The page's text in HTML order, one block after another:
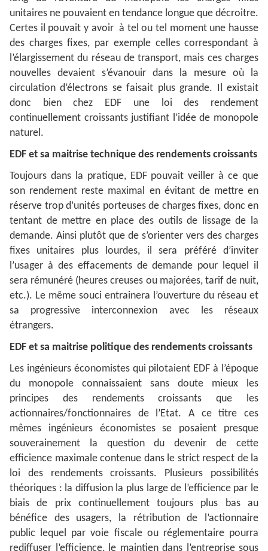
unitaires ne pouvaient en tendance longue que décroitre.
Certes il pouvait y avoir à tel ou tel moment une hausse
des charges fixes, par exemple celles correspondant à
l’élargissement du réseau de transport, mais ces charges
nouvelles devaient s’évanouir dans la mesure où la
circulation d’électrons se faisait plus grande. Il existait
donc bien chez EDF une loi des rendement
continuellement croissants justifiant l’idée de monopole
naturel.
EDF et sa maitrise technique des rendements croissants
Toujours dans la pratique, EDF pouvait veiller à ce que
son rendement reste maximal en évitant de mettre en
réserve trop d’unités porteuses de charges fixes, donc en
tentant de mettre en place des outils de lissage de la
demande. Ainsi plutôt que de s’orienter vers des charges
fixes unitaires plus lourdes, il sera préféré d’inviter
l’usager à des effacements de demande pour lequel il
sera rémunéré (heures creuses ou majorées, tarif de nuit,
etc.). Le même souci entrainera l’ouverture du réseau et
sa progressive interconnexion avec les réseaux
étrangers.
EDF et sa maitrise politique des rendements croissants
Les ingénieurs économistes qui pilotaient EDF à l’époque
du monopole connaissaient sans doute mieux les
principes des rendements croissants que les
actionnaires/fonctionnaires de l’Etat. A ce titre ces
mêmes ingénieurs économistes se posaient presque
souverainement la question du devenir de cette
efficience maximale contenue dans le strict respect de la
loi des rendements croissants. Plusieurs possibilités
théoriques : la diffusion la plus large de l’efficience par le
biais de prix continuellement toujours plus bas au
bénéfice des usagers, la rétribution de l’actionnaire
public lequel par voie fiscale ou réglementaire pourra
rediffuser l’efficience, le maintien dans l’entreprise sous